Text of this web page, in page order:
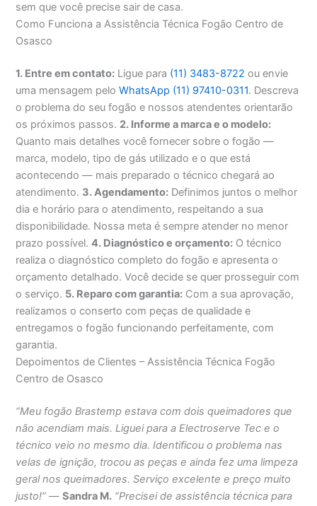
sem que você precise sair de casa.
Como Funciona a Assistência Técnica Fogão Centro de
Osasco
1. Entre em contato: Ligue para (11) 3483-8722 ou envie
uma mensagem peloWhatsApp (11) 97410-0311. Descreva
o problema do seu fogão e nossos atendentes orientarão
os próximos passos. 2. Informe a marca e o modelo:
Quanto mais detalhes você fornecer sobre o fogão —
marca, modelo, tipo de gás utilizado e o que está
acontecendo — mais preparado o técnico chegará ao
atendimento. 3. Agendamento: Definimos juntos o melhor
dia e horário para o atendimento, respeitando a sua
disponibilidade. Nossa meta é sempre atender no menor
prazo possível.4. Diagnóstico e orçamento: O técnico
realiza o diagnóstico completo do fogão e apresenta o
orçamento detalhado. Você decide se quer prosseguir com
o serviço. 5. Reparo com garantia: Com a sua aprovação,
realizamos o conserto com peças de qualidade e
entregamos o fogão funcionando perfeitamente, com
garantia.
Depoimentos de Clientes – Assistência Técnica Fogão
Centro de Osasco
“Meu fogão Brastemp estava com dois queimadores que
não acendiam mais. Liguei para a Electroserve Tec e o
técnico veio no mesmo dia. Identificou o problema nas
velas de ignição, trocou as peças e ainda fez uma limpeza
geral nos queimadores. Serviço excelente e preço muito
justo!” —Sandra M. “Precisei de assistência técnica para